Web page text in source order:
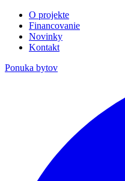
O projekte
Financovanie
Novinky
Kontakt
Ponuka bytov